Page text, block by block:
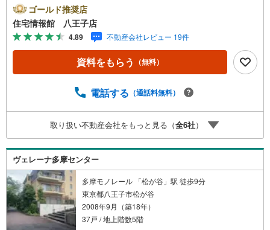
は関東エリアに店舗展開しております。豊富な物件情報を
ご用意して皆様の住まい探しをお手伝いしております。ま
ずは最寄りの住宅情報館にお気軽にご相談ください。住宅
ローン相談会も同時開催中無理のない住宅ローンの試算や
ご購入の際にかかる諸費用の概算も行っております。しっ
かりとした資金計画のアドバイスをさせて頂きますので、
ゴールド推奨店
住宅情報館 八王子店
4.89 不動産会社レビュー 19件
資料をもらう （無料）
電話する （通話料無料）
取り扱い不動産会社をもっと見る（全6社）
ヴェレーナ多摩センター
多摩モノレール 「松が谷」駅 徒歩9分
東京都八王子市松が谷
2008年9月（築18年）
37戸 / 地上階数5階